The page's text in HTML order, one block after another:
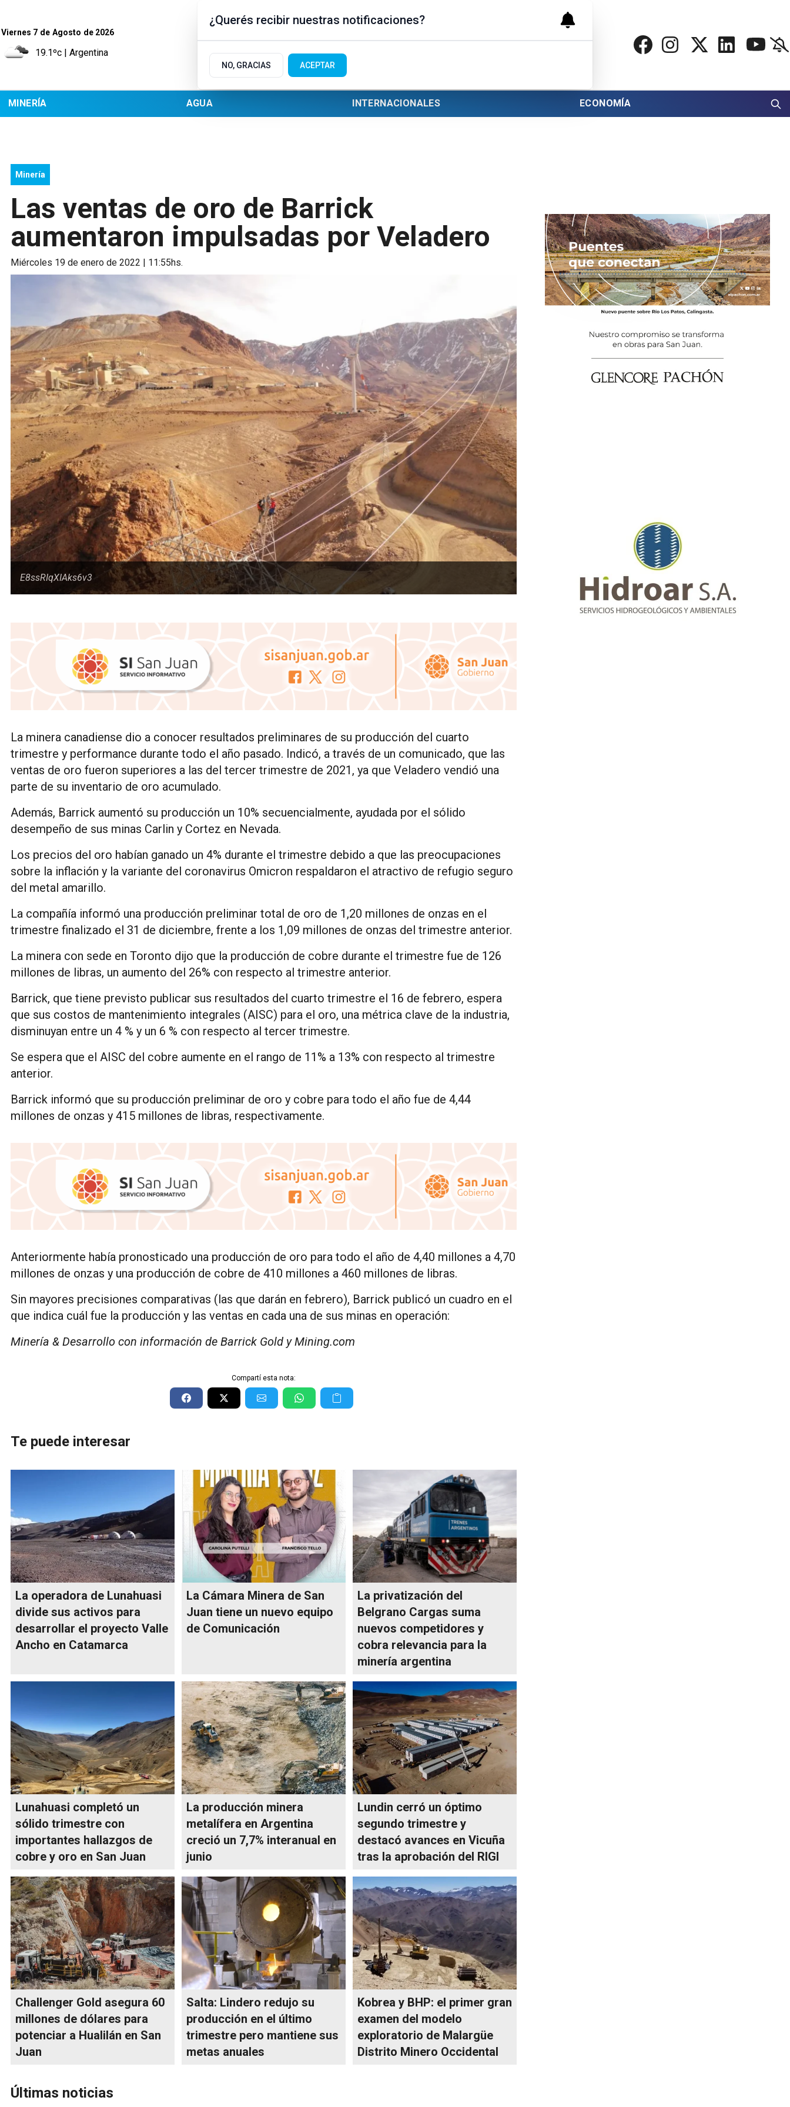
Viernes 7 de Agosto de 2026
19.1ºc | Argentina
MINERÍA AGUA INTERNACIONALES ECONOMÍA
Minería
Las ventas de oro de Barrick
aumentaron impulsadas por Veladero
miércoles 19 de enero de 2022 | 11:55hs.
E8ssRIqXIAks6v3
La minera canadiense dio a conocer resultados preliminares de su producción del cuarto
trimestre y performance durante todo el año pasado. Indicó, a través de un comunicado, que las
ventas de oro fueron superiores a las del tercer trimestre de 2021, ya que Veladero vendió una
parte de su inventario de oro acumulado.
Además, Barrick aumentó su producción un 10% secuencialmente, ayudada por el sólido
desempeño de sus minas Carlin y Cortez en Nevada.
Los precios del oro habían ganado un 4% durante el trimestre debido a que las preocupaciones
sobre la inflación y la variante del coronavirus Omicron respaldaron el atractivo de refugio seguro
del metal amarillo.
La compañía informó una producción preliminar total de oro de 1,20 millones de onzas en el
trimestre finalizado el 31 de diciembre, frente a los 1,09 millones de onzas del trimestre anterior.
La minera con sede en Toronto dijo que la producción de cobre durante el trimestre fue de 126
millones de libras, un aumento del 26% con respecto al trimestre anterior.
Barrick, que tiene previsto publicar sus resultados del cuarto trimestre el 16 de febrero, espera
que sus costos de mantenimiento integrales (AISC) para el oro, una métrica clave de la industria,
disminuyan entre un 4 % y un 6 % con respecto al tercer trimestre.
Se espera que el AISC del cobre aumente en el rango de 11% a 13% con respecto al trimestre
anterior.
Barrick informó que su producción preliminar de oro y cobre para todo el año fue de 4,44
millones de onzas y 415 millones de libras, respectivamente.
Anteriormente había pronosticado una producción de oro para todo el año de 4,40 millones a 4,70
millones de onzas y una producción de cobre de 410 millones a 460 millones de libras.
Sin mayores precisiones comparativas (las que darán en febrero), Barrick publicó un cuadro en el
que indica cuál fue la producción y las ventas en cada una de sus minas en operación:
Minería & Desarrollo con información de Barrick Gold y Mining.com
Compartí esta nota:
Te puede interesar
La operadora de Lunahuasi
divide sus activos para
desarrollar el proyecto Valle
Ancho en Catamarca
La Cámara Minera de San
Juan tiene un nuevo equipo
de Comunicación
La privatización del
Belgrano Cargas suma
nuevos competidores y
cobra relevancia para la
minería argentina
Lunahuasi completó un
sólido trimestre con
importantes hallazgos de
cobre y oro en San Juan
La producción minera
metalífera en Argentina
creció un 7,7% interanual en
junio
Lundin cerró un óptimo
segundo trimestre y
destacó avances en Vicuña
tras la aprobación del RIGI
Challenger Gold asegura 60
millones de dólares para
potenciar a Hualilán en San
Juan
Salta: Lindero redujo su
producción en el último
trimestre pero mantiene sus
metas anuales
Kobrea y BHP: el primer gran
examen del modelo
exploratorio de Malargüe
Distrito Minero Occidental
Últimas noticias
¿Querés recibir nuestras notificaciones?
NO, GRACIAS ACEPTAR